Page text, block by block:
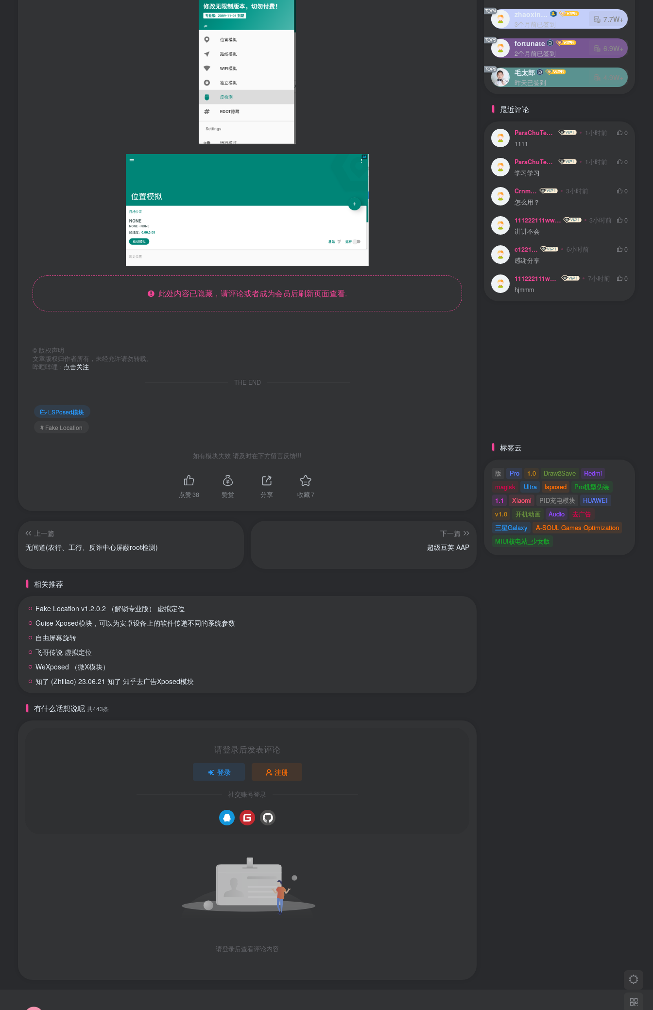
此处内容已隐藏，请评论或者成为会员后刷新页面查看.
© 版权声明
文章版权归作者所有，未经允许请勿转载。
哔哩哔哩 : 点击关注
THE END
LSPosed模块
# Fake Location
如有模块失效 请及时在下方留言反馈!!!
点赞38 赞赏 分享 收藏7
上一篇
无间道(农行、工行、反诈中心屏蔽root检测)
下一篇
超级豆荚 AAP
相关推荐
Fake Location v1.2.0.2 （解锁专业版） 虚拟定位
Guise Xposed模块，可以为安卓设备上的软件传递不同的系统参数
自由屏幕旋转
飞哥传说 虚拟定位
WeXposed （微X模块）
知了 (Zhiliao) 23.06.21 知了 知乎去广告Xposed模块
有什么话想说呢 共443条
请登录后发表评论
登录 注册
社交账号登录
请登录后查看评论内容
TOP4 zhaoxingheng
3个月前已签到
7.7W+
TOP5 fortunate
2个月前已签到
6.9W+
TOP6 毛太郎
昨天已签到
4.9W+
最近评论
ParaChuTeLD 1小时前
0
1111
ParaChuTeLD 1小时前
0
学习学习
Crnmsl 3小时前
0
怎么用？
111222111www 3小时前
0
讲讲不会
c122185 6小时前
0
感谢分享
111222111www 7小时前
0
hjmmm
标签云
版 Pro 1.0 Draw2Save
Redmi
magisk
Ultra lsposed
Pro机型伪装
1.1
Xiaomi PID充电模块
HUAWEI
v1.0
开机动画 Audio
去广告
三星Galaxy
A-SOUL Games Optimization
MIUI核电站_少女版